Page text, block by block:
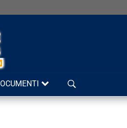
Cerca